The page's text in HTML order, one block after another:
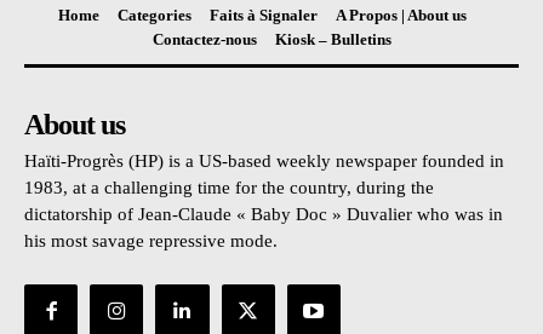
Home Categories Faits à Signaler
A Propos | About us
Contactez-nous
Kiosk – Bulletins
About us
Haïti-Progrès (HP) is a US-based weekly newspaper founded in
1983, at a challenging time for the country, during the
dictatorship of Jean-Claude « Baby Doc » Duvalier who was in
his most savage repressive mode.